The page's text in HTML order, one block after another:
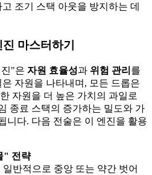
조기 스택 아웃을 방지하는 데
마스터하기
진"은 자원 효율성과 위험 관리 를
자원을 나타내며, 모든 드롭은
자원을 더 높은 가치의 과일로
종료 스택의 증가하는 밀도와 가
니다. 다음 전술은 이 엔진을 활용
" 전략
일반적으로 중앙 또는 약간 벗어